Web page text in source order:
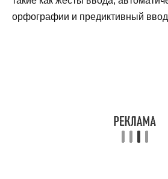
орфографии и предиктивный ввод